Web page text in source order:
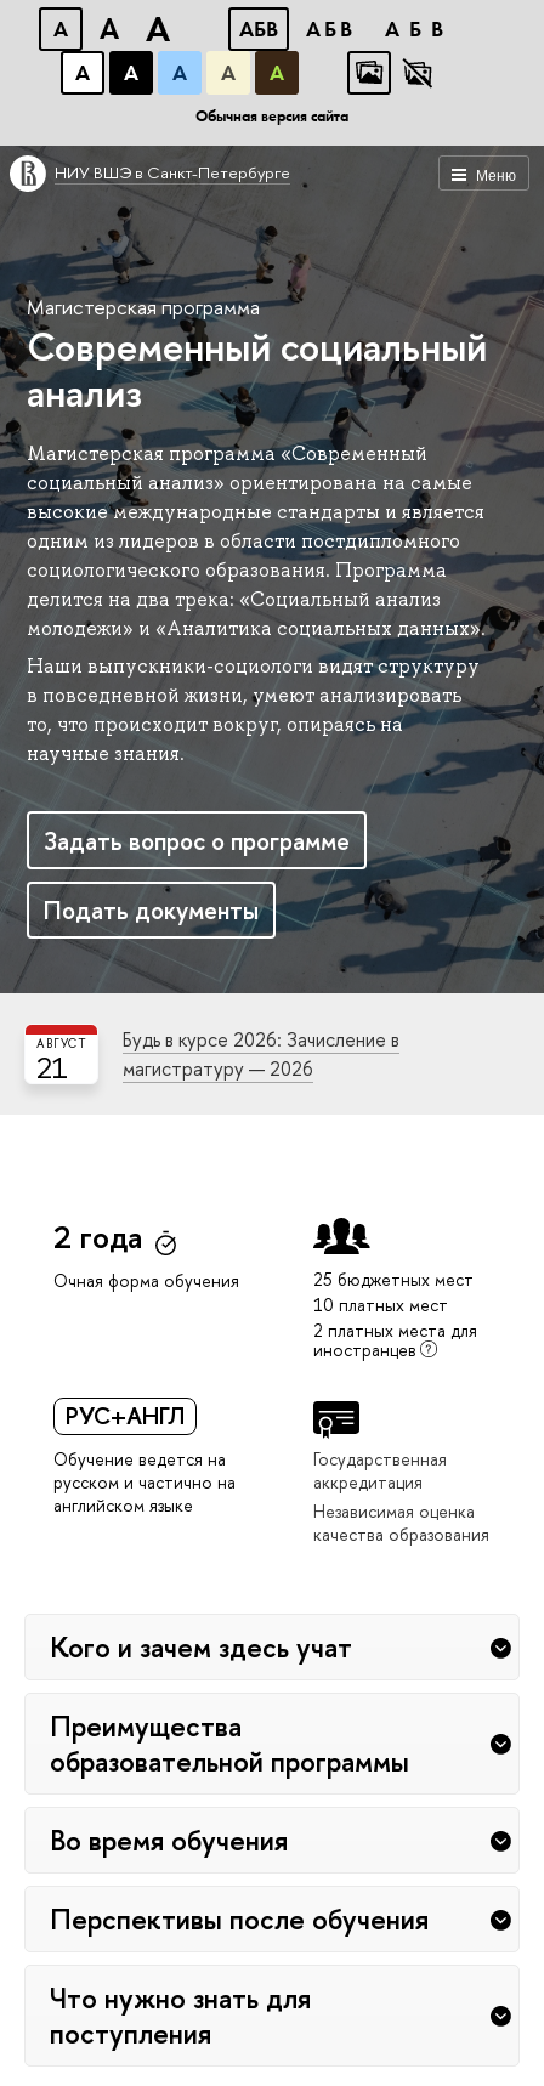
A A A АБВ АБВ
АБВ
А
А А А А
Обычная версия сайта
Меню
НИУ ВШЭ в Санкт-Петербурге
Магистерская программа
Современный социальный
анализ
Магистерская программа «Современный
социальный анализ» ориентирована на самые
высокие международные стандарты и является
одним из лидеров в области постдипломного
социологического образования. Программа
делится на два трека: «Социальный анализ
молодежи» и «Аналитика социальных данных».
Наши выпускники-социологи видят структуру
в повседневной жизни, умеют анализировать
то, что происходит вокруг, опираясь на
научные знания.
Задать вопрос о программе
Подать документы
21
АВГУСТ
Будь в курсе 2026: Зачисление в
магистратуру — 2026
2 года
Очная форма обучения
25 бюджетных мест
10 платных мест
2 платных места для
иностранцев
РУС+АНГЛ
Обучение ведется на
русском и частично на
английском языке
Государственная
аккредитация
Независимая оценка
качества образования
Кого и зачем здесь учат
Преимущества
образовательной программы
Во время обучения
Перспективы после обучения
Что нужно знать для
поступления